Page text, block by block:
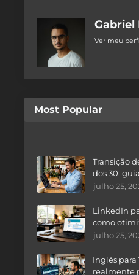
Gabriel
Ver meu
Most Popular
Transição
dos 30:
julho 25,
LinkedIn
como
julho 25,
Inglês para
realmente